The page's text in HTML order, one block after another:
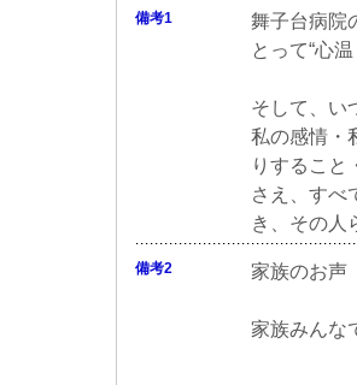
備考1
舞子台病院
とって“心
そして、い
私の感情・
りすること
さえ、すべ
き、その人
備考2 家族のお声
家族みんな